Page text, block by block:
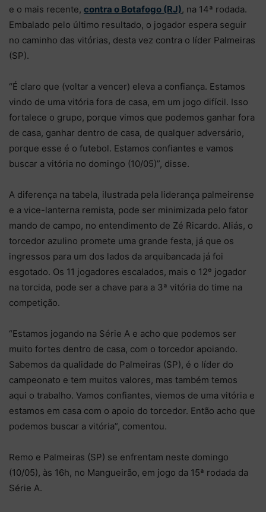
e o mais recente, contra o Botafogo (RJ), na 14ª rodada.
Embalado pelo último resultado, o jogador espera seguir
no caminho das vitórias, desta vez contra o líder Palmeiras
(SP).
“É claro que (voltar a vencer) eleva a confiança. Estamos
vindo de uma vitória fora de casa, em um jogo difícil. Isso
fortalece o grupo, porque vimos que podemos ganhar fora
de casa, ganhar dentro de casa, de qualquer adversário,
porque esse é o futebol. Estamos confiantes e vamos
buscar a vitória no domingo (10/05)”, disse.
A diferença na tabela, ilustrada pela liderança palmeirense
e a vice-lanterna remista, pode ser minimizada pelo fator
mando de campo, no entendimento de Zé Ricardo. Aliás, o
torcedor azulino promete uma grande festa, já que os
ingressos para um dos lados da arquibancada já foi
esgotado. Os 11 jogadores escalados, mais o 12º jogador
na torcida, pode ser a chave para a 3ª vitória do time na
competição.
“Estamos jogando na Série A e acho que podemos ser
muito fortes dentro de casa, com o torcedor apoiando.
Sabemos da qualidade do Palmeiras (SP), é o líder do
campeonato e tem muitos valores, mas também temos
aqui o trabalho. Vamos confiantes, viemos de uma vitória e
estamos em casa com o apoio do torcedor. Então acho que
podemos buscar a vitória”, comentou.
Remo e Palmeiras (SP) se enfrentam neste domingo
(10/05), às 16h, no Mangueirão, em jogo da 15ª rodada da
Série A.